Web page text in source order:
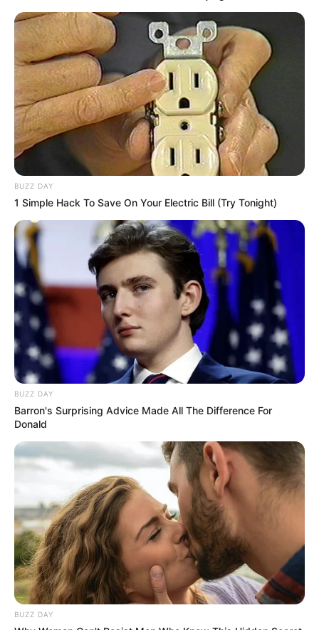
BUZZ DAY
1 Simple Hack To Save On Your Electric Bill (Try Tonight)
BUZZ DAY
Barron's Surprising Advice Made All The Difference For
Donald
BUZZ DAY